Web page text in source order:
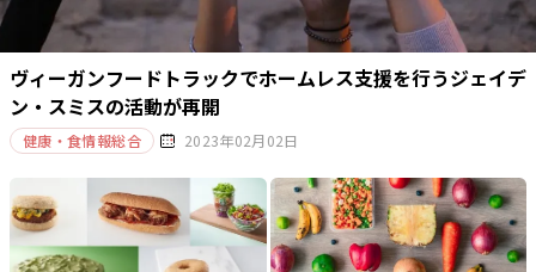
ヴィーガンフードトラックでホームレス支援を行うジェイデ
ン・スミスの活動が再開
健康・食情報総合 2023年02月02日